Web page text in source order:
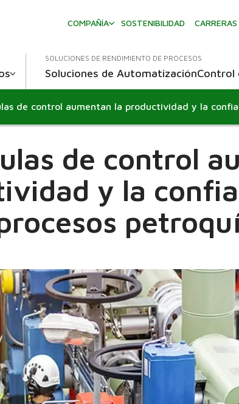
COMPAÑÍA
SOSTENIBILIDAD
SOLUCIONES DE RENDIMIENTO DE PROCESOS
Soluciones de AutomatizaciónControl
de control
y la